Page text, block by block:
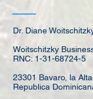
Dr. Diane
Woitschitzky
RNC: 1-31-68724-5
23301 Bavaro, la
Republica